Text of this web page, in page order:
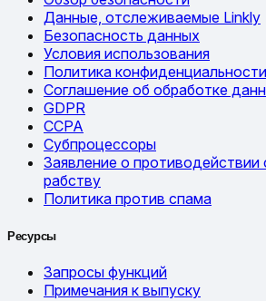
Данные, отслеживаемые Linkly
Безопасность данных
Условия использования
Политика конфиденциальности
Соглашение об обработке
GDPR
CCPA
Субпроцессоры
Заявление о
рабству
Политика против спама
Ресурсы
Запросы функций
Примечания к выпуску